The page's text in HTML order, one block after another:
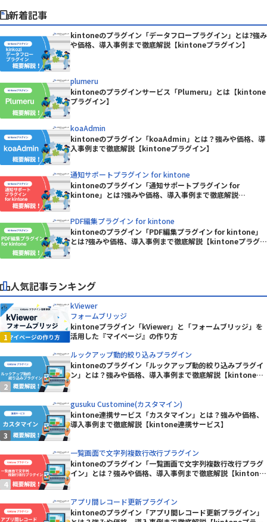
新着記事
kintoneのプラグイン「データフロープラグイン」とは?強み
や価格、導入事例まで徹底解説【kintoneプラグイン】
plumeru
kintoneのプラグインサービス「Plumeru」とは【kintone
プラグイン】
koaAdmin
kintoneのプラグイン「koaAdmin」とは？強みや価格、導
入事例まで徹底解説【kintoneプラグイン】
通知サポートプラグイン for kintone
kintoneのプラグイン「通知サポートプラグイン for
kintone」とは?強みや価格、導入事例まで徹底解説
PDF編集プラグイン for kintone
kintoneのプラグイン「PDF編集プラグイン for kintone」
とは?強みや価格、導入事例まで徹底解説【kintoneプラグイ
人気記事ランキング
kViewer
フォームブリッジ
kintoneプラグイン「kViewer」と「フォームブリッジ」を
活用した『マイページ』の作り方
ルックアップ動的絞り込みプラグイン
kintoneのプラグイン「ルックアップ動的絞り込みプラグイ
ン」とは？強みや価格、導入事例まで徹底解説【kintoneプ
gusuku Customine(カスタマイン)
kintone連携サービス「カスタマイン」とは？強みや価格、
導入事例まで徹底解説【kintone連携サービス】
一覧画面で文字列複数行改行プラグイン
kintoneのプラグイン「一覧画面で文字列複数行改行プラグ
イン」とは？強みや価格、導入事例まで徹底解説【kintone
アプリ間レコード更新プラグイン
kintoneのプラグイン「アプリ間レコード更新プラグイン」